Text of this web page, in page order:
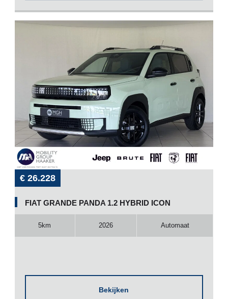
€ 26.228
FIAT GRANDE PANDA 1.2 HYBRID ICON
5km 2026 Automaat
Bekijken